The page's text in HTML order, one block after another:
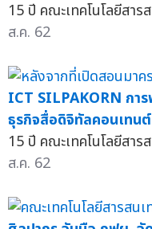
15 ปี คณะเทคโนโลยีสาร
ส.ค. 62
ICT SILPAKORN ก
ธุรกิจสื่อดิจิทัลคอนเทนต์
15 ปี คณะเทคโนโลยีสาร
ส.ค. 62